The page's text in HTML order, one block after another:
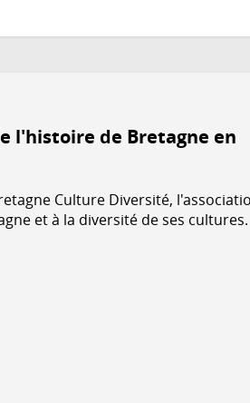
l'histoire de Bretagne en
Culture Diversité,
et à la diversité de ses cultures.